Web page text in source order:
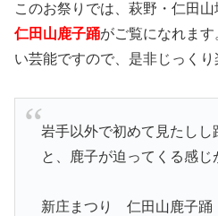
このお祭りでは、萩野・仁田山
仁田山鹿子踊がご覧になれま
い芸能ですので、是非じっくり
岩手以外で初めて見たしし
と、鹿子が迫ってくる感じ
新庄まつり 仁田山鹿子踊